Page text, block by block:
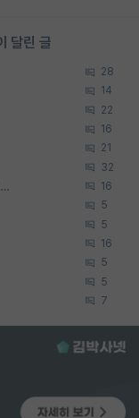
달린 글
28
14
22
16
21
32
박사진학하기에 2억은 괜찮은 (?) 정도의 경제력인가요 16
5
5
16
5
5
7